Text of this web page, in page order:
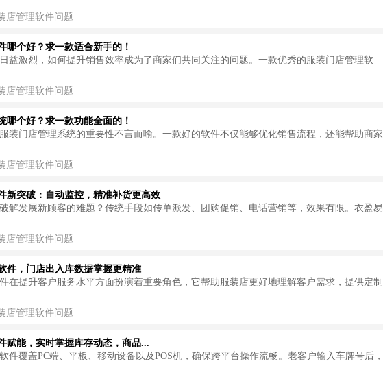
店管理软件问题
哪个好？求一款适合新手的！
益激烈，如何提升销售效率成为了商家们共同关注的问题。一款优秀的服装门店管理软
店管理软件问题
哪个好？求一款功能全面的！
装门店管理系统的重要性不言而喻。一款好的软件不仅能够优化销售流程，还能帮助商家
店管理软件问题
新突破：自动监控，精准补货更高效
解发展新顾客的难题？传统手段如传单派发、团购促销、电话营销等，效果有限。衣盈易
店管理软件问题
件，门店出入库数据掌握更精准
在提升客户服务水平方面扮演着重要角色，它帮助服装店更好地理解客户需求，提供定制
店管理软件问题
赋能，实时掌握库存动态，商品...
件覆盖PC端、平板、移动设备以及POS机，确保跨平台操作流畅。老客户输入车牌号后，